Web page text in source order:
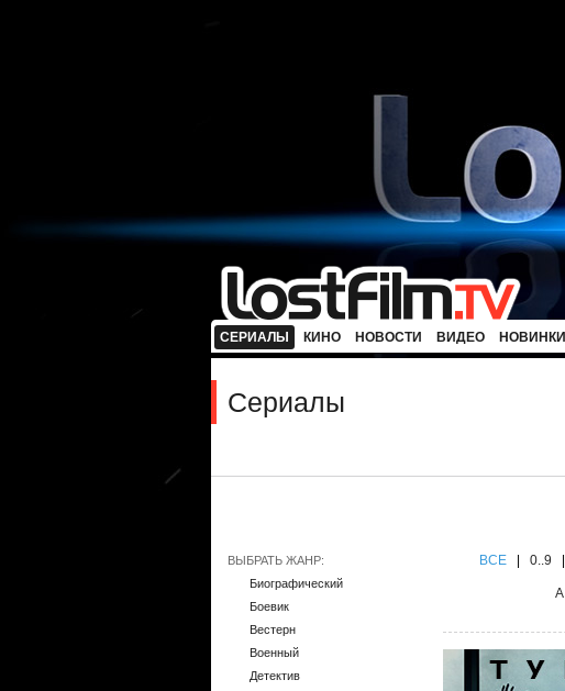
СЕРИАЛЫ КИНО НОВОСТИ ВИДЕО НОВИНКИ
Сериалы
ВЫБРАТЬ ЖАНР:
Биографический
Боевик
Вестерн
Военный
Детектив
ВCE 0..9
A